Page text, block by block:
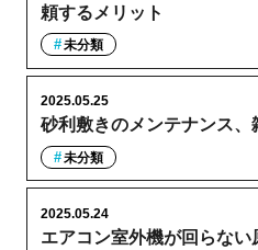
頼するメリット
未分類
砂利敷きのメンテナンス
2025.05.25
未分類
エアコン室外機が回らな
2025.05.24